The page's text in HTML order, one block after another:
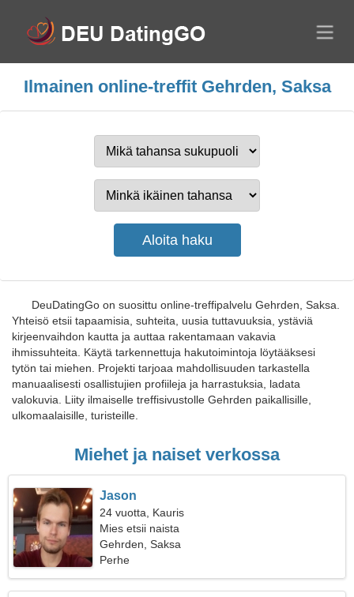
Ilmainen online-treffit Gehrden, Saksa
DeuDatingGo on suosittu online-treffipalvelu Gehrden, Saksa.
Yhteisö etsii tapaamisia, suhteita, uusia tuttavuuksia, ystäviä
kirjeenvaihdon kautta ja auttaa rakentamaan vakavia
ihmissuhteita. Käytä tarkennettuja hakutoimintoja löytääksesi
tytön tai miehen. Projekti tarjoaa mahdollisuuden tarkastella
manuaalisesti osallistujien profiileja ja harrastuksia, ladata
valokuvia. Liity ilmaiselle treffisivustolle Gehrden paikallisille,
ulkomaalaisille, turisteille.
Miehet ja naiset verkossa
Jason
24 vuotta, Kauris
Mies etsii naista
Gehrden, Saksa
Perhe